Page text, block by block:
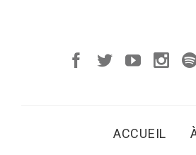
ACCUEIL